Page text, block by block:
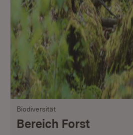
Biodiversität
Bereich Forst